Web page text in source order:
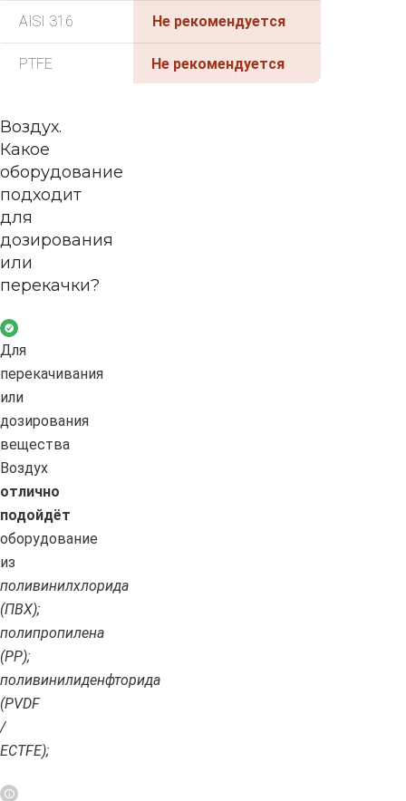
AISI 316 Не рекомендуется
PTFE Не рекомендуется
Воздух.
Какое
оборудование
подходит
для
дозирования
или
перекачки?
Для
перекачивания
или
дозирования
вещества
Воздух
отлично
подойдёт
оборудование
из
поливинилхлорида
(ПВХ);
полипропилена
(PP);
поливинилиденфторида
(PVDF
/
ECTFE);